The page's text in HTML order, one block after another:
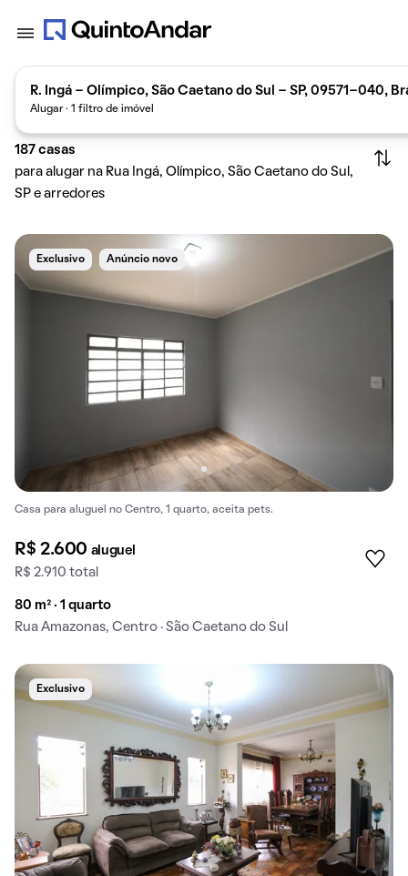
R. Ingá - Olímpico, São Caetano do Sul - SP, 09571-040,
Alugar · 1 filtro de imóvel
187 casas
para alugar na Rua Ingá, Olímpico, São Caetano do Sul,
SP e arredores
Exclusivo Anúncio novo
Casa para aluguel no Centro, 1 quarto, aceita pets.
R$ 2.600 aluguel
R$ 2.910 total
80 m² · 1 quarto
Rua Amazonas, Centro · São Caetano do Sul
Exclusivo